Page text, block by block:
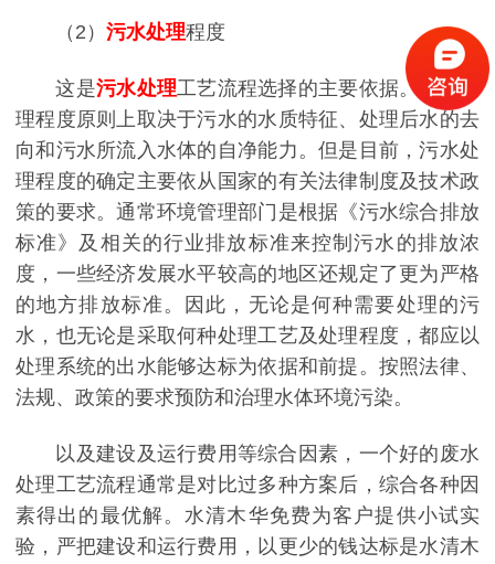
（2）污水处理程度
这是污水处理工艺流程选择的主要依据。污水处
理程度原则上取决于污水的水质特征、处理后水的去
向和污水所流入水体的自净能力。但是目前，污水处
理程度的确定主要依从国家的有关法律制度及技术政
策的要求。通常环境管理部门是根据《污水综合排放
标准》及相关的行业排放标准来控制污水的排放浓
度，一些经济发展水平较高的地区还规定了更为严格
的地方排放标准。因此，无论是何种需要处理的污
水，也无论是采取何种处理工艺及处理程度，都应以
处理系统的出水能够达标为依据和前提。按照法律、
法规、政策的要求预防和治理水体环境污染。
以及建设及运行费用等综合因素，一个好的废水
处理工艺流程通常是对比过多种方案后，综合各种因
素得出的最优解。水清木华免费为客户提供小试实
验，严把建设和运行费用，以更少的钱达标是水清木